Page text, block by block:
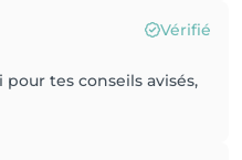
Vérifié
tes conseils avisés,